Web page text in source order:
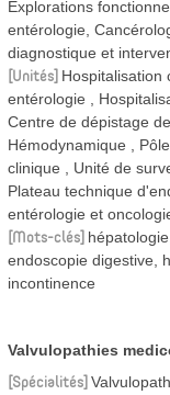
Explorations
entérologie,
diagnostique et
Unités Hospitalisation
entérologie
Centre de dépistage
Hémodynamique
clinique
Unité de
Plateau technique
entérologie et
Mots-clés
endoscopie digestive,
incontinence
Valvulopathies
Spécialités